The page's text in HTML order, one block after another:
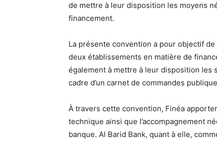
de mettre à leur disposition les moyens
financement.
La présente convention a pour objectif
deux établissements en matière de
également à mettre à leur disposition les
cadre d’un carnet de commandes
À travers cette convention, Finéa
technique ainsi que l’accompagnement
banque. Al Barid Bank, quant à elle,